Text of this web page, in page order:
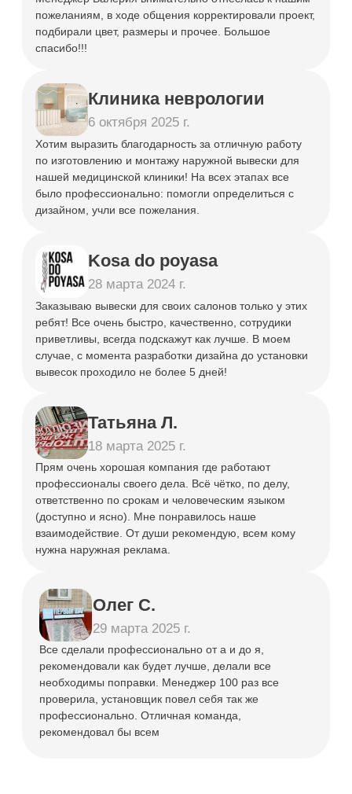
ЧАСТО ЗАДАВАЕМЫЕ
ВОПРОСЫ
от 1 600 ₽
от 4 000 ₽
Фасадные
вывески
Панель-
кронштейны
СВЯЖИТЕСЬ С НАМИ
Любым удобным способом